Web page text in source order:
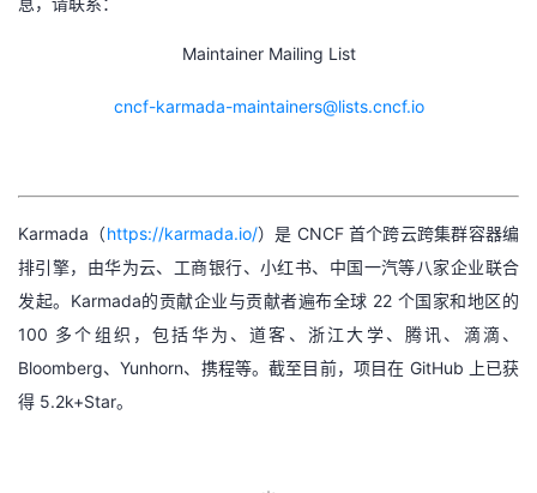
Maintainer Mailing List
cncf-karmada-maintainers@lists.cncf.io
Karmada（https://karmada.io/）是 CNCF 首个跨云跨集群容器编
排引擎，由华为云、工商银行、小红书、中国一汽等八家企业联合
发起。Karmada的贡献企业与贡献者遍布全球 22 个国家和地区的
100 多个组织，包括华为、道客、浙江大学、腾讯、滴滴、
Bloomberg、Yunhorn、携程等。截至目前，项目在 GitHub 上已获
得 5.2k+Star。